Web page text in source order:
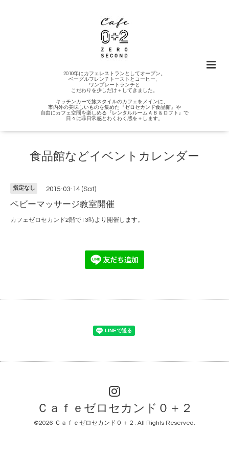
2010年にカフェレストランとしてオープン。
ベーグルフレンチトーストとコーヒー、
ワンプレートランチと
こだわりを少しだけ＋してきました。
キッチンカーで旅スタイルのカフェをメインに、
市内外の美味しいものを集めた『ゼロセカンド食品館』や
自由にカフェ空間を楽しめる『レンタルルームＡＢ＆ロフト』で
日々に非日常感とわくわく感を＋します。
食品館などイベントカレンダー
指定なし 2015-03-14 (Sat)
ベビーマッサージ教室開催
カフェゼロセカンド2階で13時より開催します。
Ｃａｆｅゼロセカンド０＋２
©2026 Ｃａｆｅゼロセカンド０＋２ . All Rights Reserved.